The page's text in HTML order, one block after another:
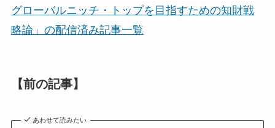
グローバルニッチ・トップを目指すための知財戦
略論」の配信済み記事一覧
【前の記事】
あわせて読みたい